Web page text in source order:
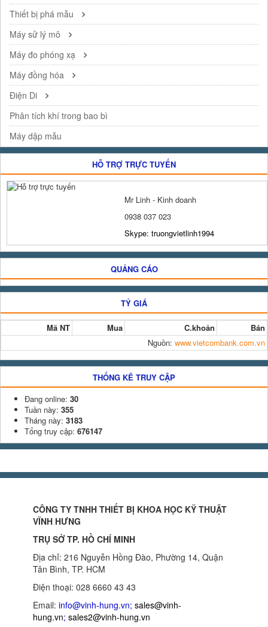
Thiết bị phá mẫu
Máy sử lý mô
Máy đo phóng xạ
Máy đồng hóa
Điện Di
Phân tích khí trong bao bì
Máy dập mẫu
HỖ TRỢ TRỰC TUYẾN
Mr Linh - Kinh doanh
0938 037 023
Skype: truongvietlinh1994
QUẢNG CÁO
TỶ GIÁ
Mã NT Mua C.khoản
Bán
Nguồn: www.vietcombank.com.vn
THỐNG KÊ TRUY CẬP
Đang online: 30
Tuần này: 355
Tháng này: 3183
Tổng truy cập: 676147
CÔNG TY TNHH THIẾT BỊ KHOA HỌC KỸ THUẬT
VĨNH HƯNG
TRỤ SỞ TP. HỒ CHÍ MINH
Địa chỉ: 216 Nguyễn Hồng Đào, Phường 14, Quận
Tân Bình, TP. HCM
Điện thoại: 028 6660 43 43
Email: info@vinh-hung.vn; sales@vinh-
hung.vn; sales2@vinh-hung.vn